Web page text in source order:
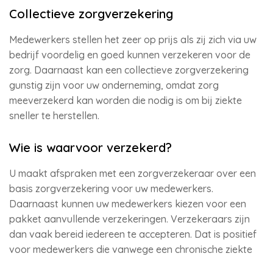
Collectieve zorgverzekering
Medewerkers stellen het zeer op prijs als zij zich via uw
bedrijf voordelig en goed kunnen verzekeren voor de
zorg. Daarnaast kan een collectieve zorgverzekering
gunstig zijn voor uw onderneming, omdat zorg
meeverzekerd kan worden die nodig is om bij ziekte
sneller te herstellen.
Wie is waarvoor verzekerd?
U maakt afspraken met een zorgverzekeraar over een
basis zorgverzekering voor uw medewerkers.
Daarnaast kunnen uw medewerkers kiezen voor een
pakket aanvullende verzekeringen. Verzekeraars zijn
dan vaak bereid iedereen te accepteren. Dat is positief
voor medewerkers die vanwege een chronische ziekte